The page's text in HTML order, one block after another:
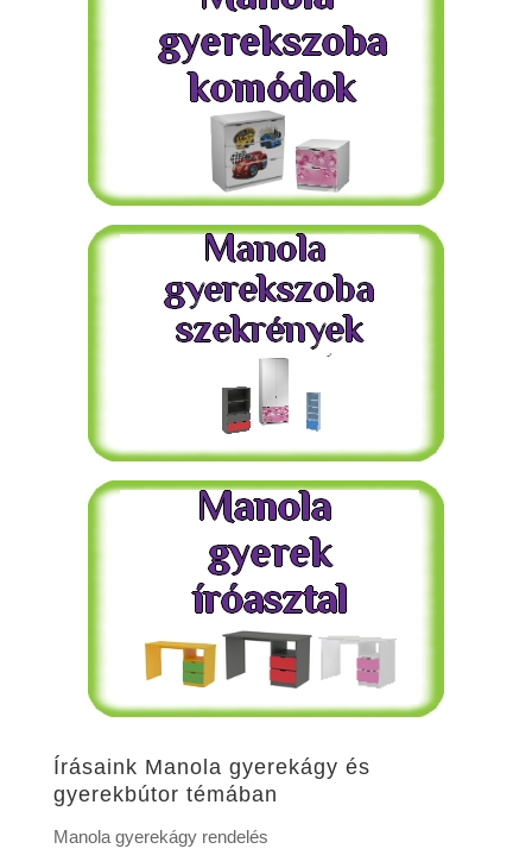
Írásaink Manola gyerekágy és
gyerekbútor témában
Manola gyerekágy rendelés